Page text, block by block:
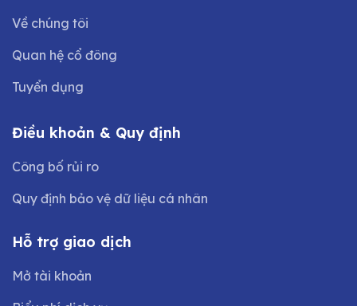
Về chúng tôi
Quan hệ cổ đông
Tuyển dụng
Điều khoản & Quy định
Công bố rủi ro
Quy định bảo vệ dữ liệu cá nhân
Hỗ trợ giao dịch
Mở tài khoản